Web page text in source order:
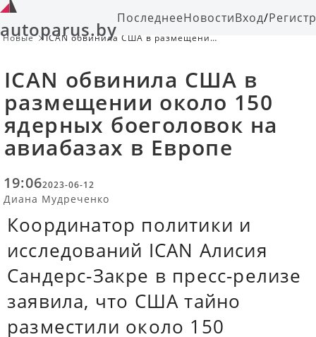
autoparus.byПоследнееНовостиВход/
Новые
ICAN обвинила США в размещении
ICAN обвинила США в
размещении около 150
ядерных боеголовок на
авиабазах в Европе
19:062023-06-12
Диана Мудреченко
Координатор политики и
исследований ICAN Алисия
Сандерс-Закре в пресс-релизе
заявила, что США тайно
разместили около 150